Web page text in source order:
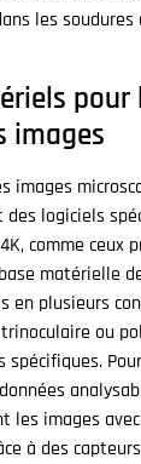
les
pour
images
images
logiciels
comme ceux
matérielle
en plusieurs
ou
spécifiques.
les images
à des capteurs